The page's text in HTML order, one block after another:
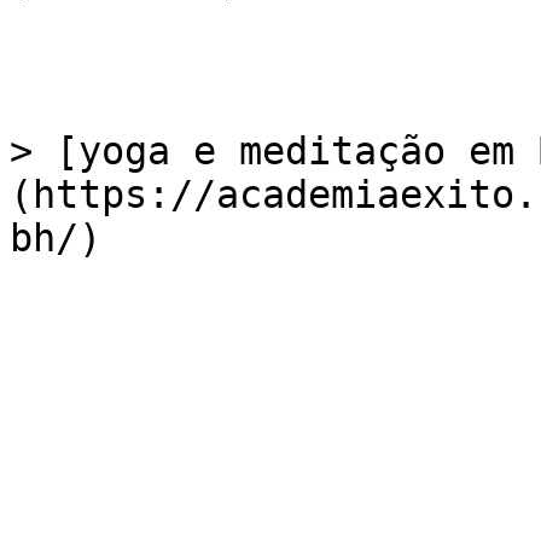
> [yoga e meditação em
(https://
bh/)